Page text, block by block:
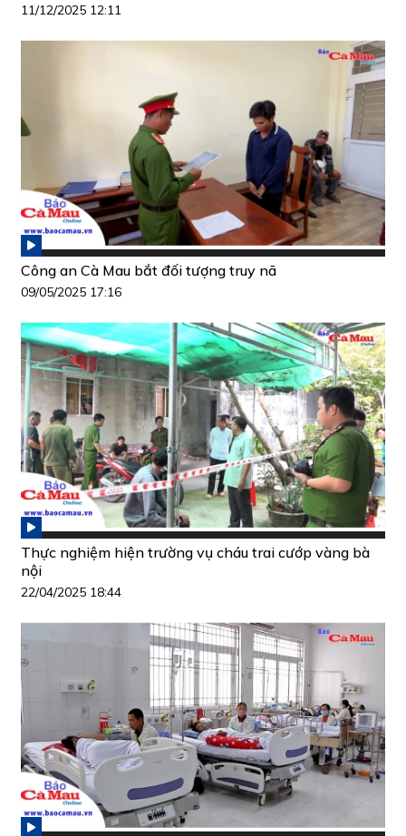
11/12/2025 12:11
Công an Cà Mau bắt đối tượng truy nã
09/05/2025 17:16
Thực nghiệm hiện trường vụ cháu trai cướp vàng bà
nội
22/04/2025 18:44